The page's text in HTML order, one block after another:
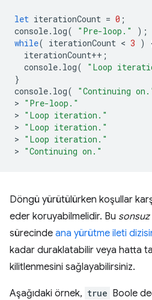
let iterationCount = 0 ;
console. log( "Pre-loop."
);
while( iterationCount < 3 )
iterationCount++ ;
console. log( "Loop
}
console. log( "Continuing
> "Pre-loop."
> "Loop iteration."
> "Loop iteration."
> "Loop iteration."
> "Continuing on."
Döngü yürütülürken koşullar
eder koruyabilmelidir. Bu
sürecinde ana yürütme ileti
kadar duraklatabilir veya hatta
kilitlenmesini sağlayabilirsiniz.
Aşağıdaki örnek, true Boole